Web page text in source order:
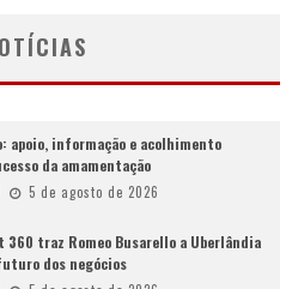
apoio, informação e acolhimento
da amamentação
5 de agosto de 2026
360 traz Romeo Busarello a Uberlândia
dos negócios